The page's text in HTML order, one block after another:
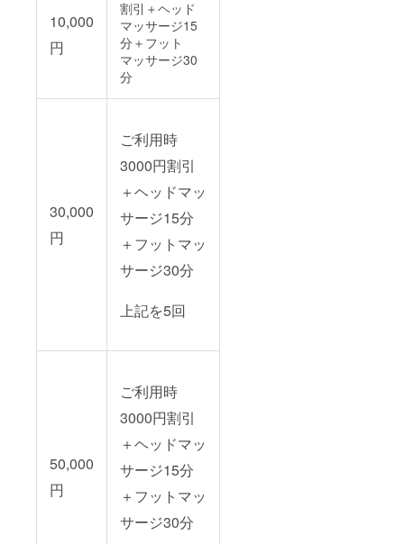
10,000
円
割引＋ヘッド
マッサージ15
分＋フット
マッサージ30
分
30,000
円
ご利用時
3000円割引
＋ヘッドマッ
サージ15分
＋フットマッ
サージ30分
上記を5回
50,000
円
ご利用時
3000円割引
＋ヘッドマッ
サージ15分
＋フットマッ
サージ30分